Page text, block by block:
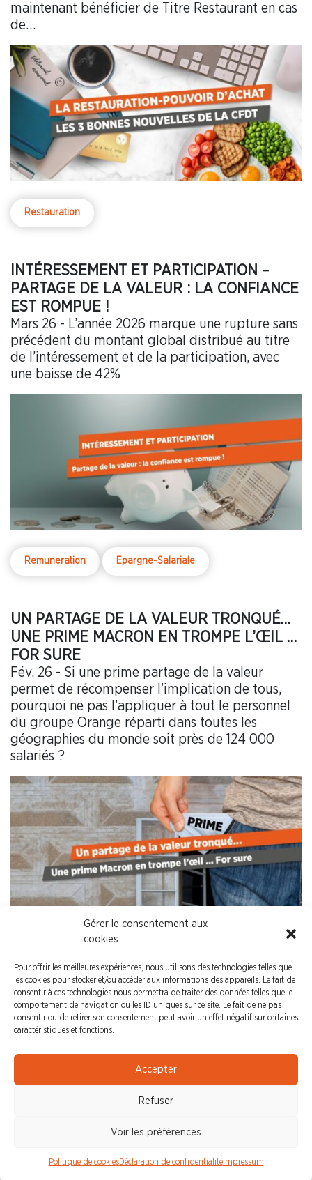
Gérer le consentement aux
cookies
Pour offrir les meilleures expériences, nous utilisons des technologies telles que
les cookies pour stocker et/ou accéder aux informations des appareils. Le fait de
consentir à ces technologies nous permettra de traiter des données telles que le
comportement de navigation ou les ID uniques sur ce site. Le fait de ne pas
consentir ou de retirer son consentement peut avoir un effet négatif sur certaines
caractéristiques et fonctions.
Accepter
Refuser
Voir les préférences
Politique de cookiesDéclaration de confidentialitéImpressum
maintenant bénéficier de Titre Restaurant en cas
de…
Restauration
INTÉRESSEMENT ET PARTICIPATION –
PARTAGE DE LA VALEUR : LA CONFIANCE
EST ROMPUE !
Mars 26 - L’année 2026 marque une rupture sans
précédent du montant global distribué au titre
de l’intéressement et de la participation, avec
une baisse de 42%
Remuneration Epargne-Salariale
UN PARTAGE DE LA VALEUR TRONQUÉ…
UNE PRIME MACRON EN TROMPE L’ŒIL …
FOR SURE
Fév. 26 - Si une prime partage de la valeur
permet de récompenser l’implication de tous,
pourquoi ne pas l’appliquer à tout le personnel
du groupe Orange réparti dans toutes les
géographies du monde soit près de 124 000
salariés ?
Remuneration Epargne-Salariale
(NAO) NÉGOCIATION SALARIALE 2026 N°6
Fév. 26 - NAO N°6 - La productivité des salariés
explose !- Alors que ces 10 dernières années, le
chiffre d’affaires par salarié a augmenté de 60%
et que l’EBITDAaL par salarié a augmenté de
74%, le salaire moyen, lui, n’a augmenté que de…